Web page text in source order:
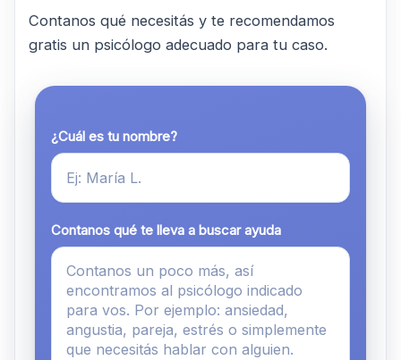
Contanos qué necesitás y te recomendamos
gratis un psicólogo adecuado para tu caso.
¿Cuál es tu nombre?
Contanos qué te lleva a buscar ayuda